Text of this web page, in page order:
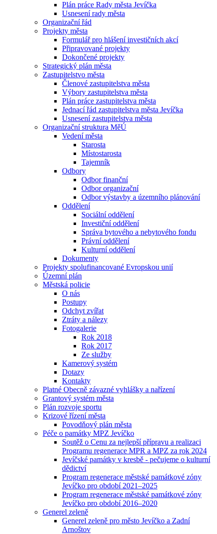
Plán práce Rady města Jevíčka
Usnesení rady města
Organizační řád
Projekty města
Formulář pro hlášení investičních akcí
Připravované projekty
Dokončené projekty
Strategický plán města
Zastupitelstvo města
Členové zastupitelstva města
Výbory zastupitelstva města
Plán práce zastupitelstva města
Jednací řád zastupitelstva města Jevíčka
Usnesení zastupitelstva města
Organizační struktura MěÚ
Vedení města
Starosta
Místostarosta
Tajemník
Odbory
Odbor finanční
Odbor organizační
Odbor výstavby a územního plánování
Oddělení
Sociální oddělení
Investiční oddělení
Správa bytového a nebytového fondu
Právní oddělení
Kulturní oddělení
Dokumenty
Projekty spolufinancované Evropskou unií
Územní plán
Městská policie
O nás
Postupy
Odchyt zvířat
Ztráty a nálezy
Fotogalerie
Rok 2018
Rok 2017
Ze služby
Kamerový systém
Dotazy
Kontakty
Platné Obecně závazné vyhlášky a nařízení
Grantový systém města
Plán rozvoje sportu
Krizové řízení města
Povodňový plán města
Péče o památky MPZ Jevíčko
Soutěž o Cenu za nejlepší přípravu a realizaci
Programu regenerace MPR a MPZ za rok 2024
Jevíčské památky v kresbě - pečujeme o kulturní
dědictví
Program regenerace městské památkové zóny
Jevíčko pro období 2021–2025
Program regenerace městské památkové zóny
Jevíčko pro období 2016–2020
Generel zeleně
Generel zeleně pro město Jevíčko a Zadní
Arnoštov